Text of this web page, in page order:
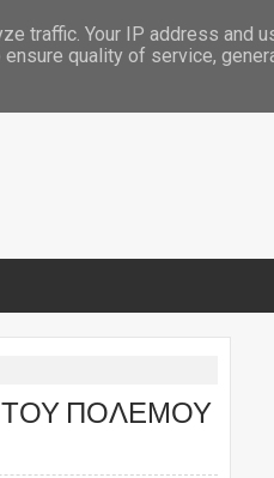
ΤΟΥ ΠΟΛΕΜΟΥ
traffic. Your IP address and
quality of service,